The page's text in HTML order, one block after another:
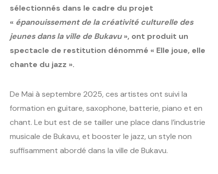
sélectionnés dans le cadre du projet
« épanouissement de la créativité culturelle des
jeunes dans la ville de Bukavu», ont produit un
spectacle de restitution dénommé « Elle joue, elle
chante du jazz ».
De Mai à septembre 2025, ces artistes ont suivi la
formation en guitare, saxophone, batterie, piano et en
chant. Le but est de se tailler une place dans l’industrie
musicale de Bukavu, et booster le jazz, un style non
suffisamment abordé dans la ville de Bukavu.